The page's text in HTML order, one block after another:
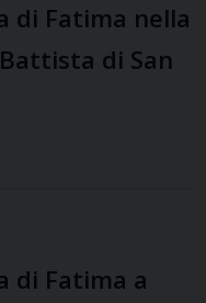
di Fatima nella
di San
di Fatima a